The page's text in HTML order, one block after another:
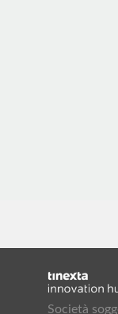
Società